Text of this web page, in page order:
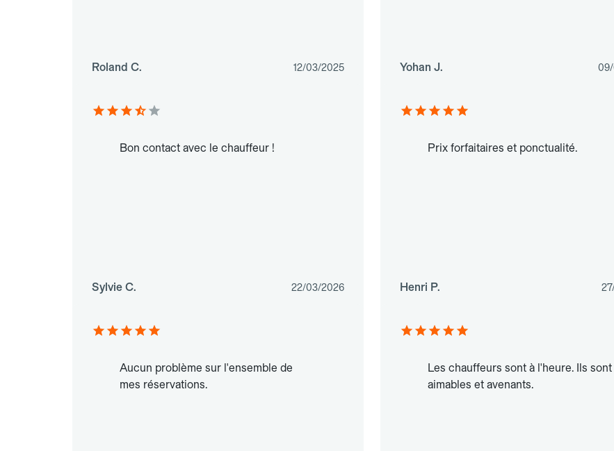
Roland C. 12/03/2025 Yohan J.
Bon contact avec le chauffeur !
Sylvie C. 22/03/2026
Prix forfaitaires et ponctualité.
Henri P.
Aucun problème sur l'ensemble de
mes réservations.
Les chauffeurs sont à l'heure. Ils sont
aimables et avenants.